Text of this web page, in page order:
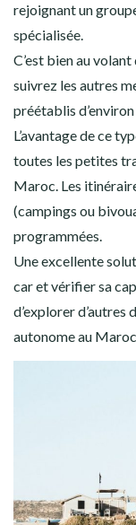
rejoignant un
spécialisée.
C’est bien au
suivrez les autres
préétablis
L’avantage de ce
toutes les petites
Maroc. Les
(campings ou
programmées.
Une excellente
car et vérifier sa
d’explorer d’autres
autonome au Maroc